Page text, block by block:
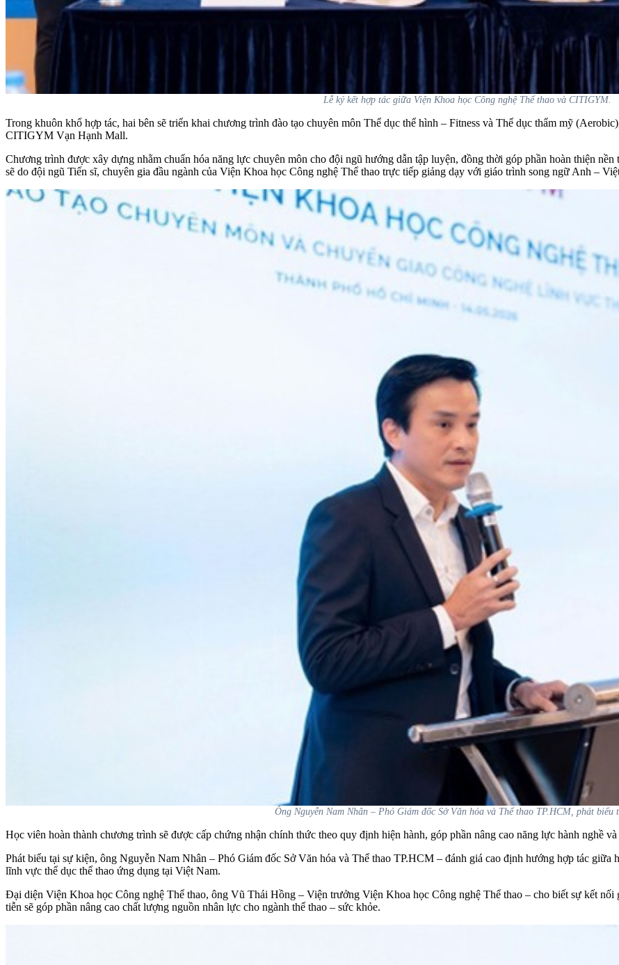
Lễ ký kết hợp tác giữa Viện Khoa học Công nghệ Thể thao và CITIGYM.
Trong khuôn khổ hợp tác, hai bên sẽ triển khai chương trình đào tạo chuyên môn Thể dục thể hình – Fitness và Thể dục thẩm mỹ
CITIGYM Vạn Hạnh Mall.
Chương trình được xây dựng nhằm chuẩn hóa năng lực chuyên môn cho đội ngũ hướng dẫn tập luyện, đồng thời góp phần hoàn thiện
sẽ do đội ngũ Tiến sĩ, chuyên gia đầu ngành của Viện Khoa học Công nghệ Thể thao trực tiếp giảng dạy với giáo trình song ngữ Anh –
Ông Nguyễn Nam Nhân – Phó Giám đốc Sở Văn hóa và Thể thao TP.HCM, phát biểu
Học viên hoàn thành chương trình sẽ được cấp chứng nhận chính thức theo quy định hiện hành, góp phần nâng cao năng lực hành nghề
Phát biểu tại sự kiện, ông Nguyễn Nam Nhân – Phó Giám đốc Sở Văn hóa và Thể thao TP.HCM – đánh giá cao định hướng hợp tác
lĩnh vực thể dục thể thao ứng dụng tại Việt Nam.
Đại diện Viện Khoa học Công nghệ Thể thao, ông Vũ Thái Hồng – Viện trưởng Viện Khoa học Công nghệ Thể thao – cho biết sự kết
tiễn sẽ góp phần nâng cao chất lượng nguồn nhân lực cho ngành thể thao – sức khỏe.